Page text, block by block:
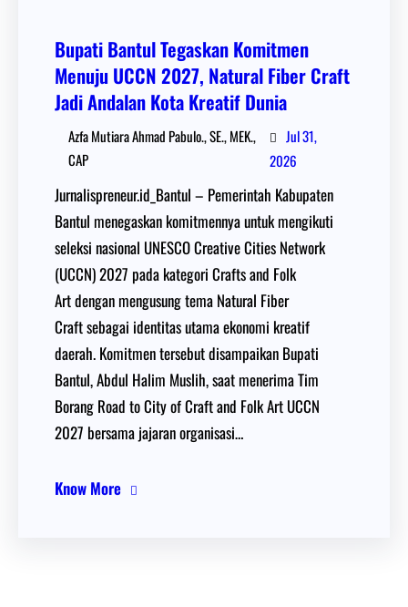
Bupati Bantul Tegaskan Komitmen
Menuju UCCN 2027, Natural Fiber Craft
Jadi Andalan Kota Kreatif Dunia
Azfa Mutiara Ahmad Pabulo., SE., MEK.,
CAP
Jul 31,
2026
Jurnalispreneur.id_Bantul – Pemerintah Kabupaten
Bantul menegaskan komitmennya untuk mengikuti
seleksi nasional UNESCO Creative Cities Network
(UCCN) 2027 pada kategori Crafts and Folk
Art dengan mengusung tema Natural Fiber
Craft sebagai identitas utama ekonomi kreatif
daerah. Komitmen tersebut disampaikan Bupati
Bantul, Abdul Halim Muslih, saat menerima Tim
Borang Road to City of Craft and Folk Art UCCN
2027 bersama jajaran organisasi…
Know More